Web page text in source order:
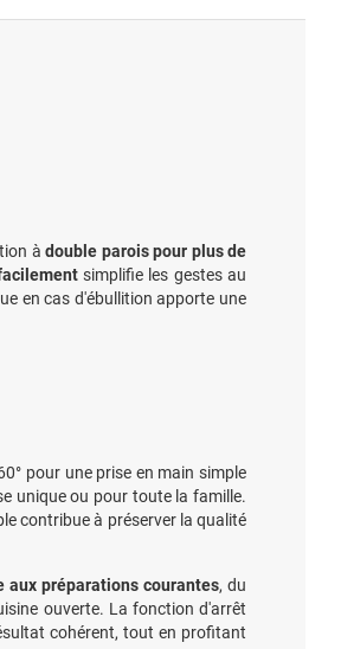
àdouble parois pour plus de
simplifie les gestes au
en cas d'ébullition apporte une
pour une prise en main simple
unique ou pour toute la famille.
contribue à préserver la qualité
aux préparations courantes, du
ouverte. La fonction d'arrêt
cohérent, tout en profitant